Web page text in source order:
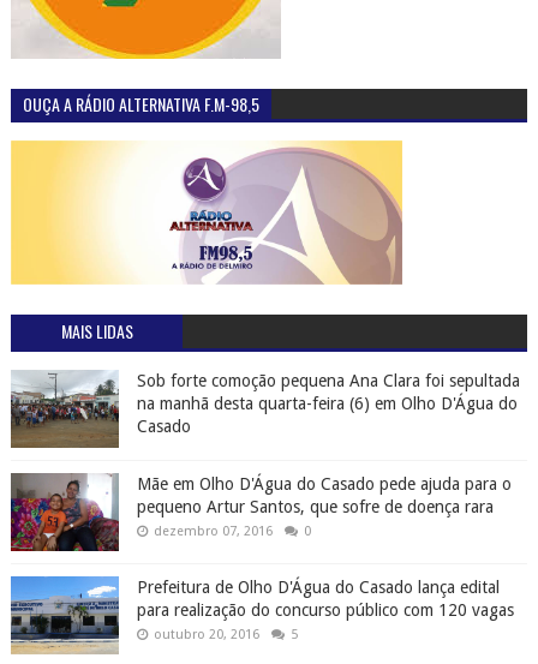
OUÇA A RÁDIO ALTERNATIVA F.M-98,5
MAIS LIDAS
Sob forte comoção pequena Ana Clara foi sepultada
na manhã desta quarta-feira (6) em Olho D'Água do
Casado
Mãe em Olho D'Água do Casado pede ajuda para o
pequeno Artur Santos, que sofre de doença rara
dezembro 07, 2016 0
Prefeitura de Olho D'Água do Casado lança edital
para realização do concurso público com 120 vagas
outubro 20, 2016 5